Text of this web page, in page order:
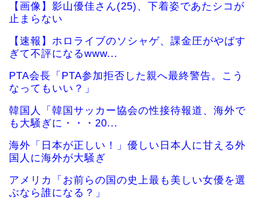
【画像】影山優佳さん(25)、下着姿であたシコが
止まらない
【速報】ホロライブのソシャゲ、課金圧がやばす
ぎて不評になるwww...
PTA会長「PTA参加拒否した親へ最終警告。こう
なってもいい？」
韓国人「韓国サッカー協会の性接待報道、海外で
も大騒ぎに・・・20...
海外「日本が正しい！」優しい日本人に甘える外
国人に海外が大騒ぎ
アメリカ「お前らの国の史上最も美しい女優を選
ぶなら誰になる？」